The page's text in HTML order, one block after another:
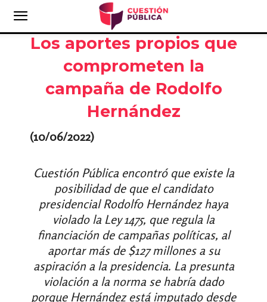
Los aportes propios que
comprometen la
campaña de Rodolfo
Hernández
(10/06/2022)
Cuestión Pública encontró que existe la
posibilidad de que el candidato
presidencial Rodolfo Hernández haya
violado la Ley 1475, que regula la
financiación de campañas políticas, al
aportar más de $127 millones a su
aspiración a la presidencia. La presunta
violación a la norma se habría dado
porque Hernández está imputado desde